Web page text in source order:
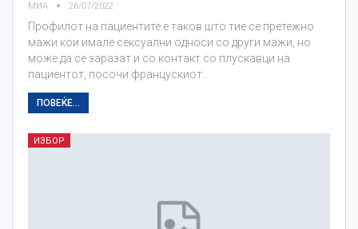
МИА 26/07/2022
Профилот на пациентите е таков што тие се претежно
мажи кои имале сексуални односи со други мажи, но
може да се заразат и со контакт со плускавци на
пациентот, посочи францускиот…
ПОВЕЌЕ...
ИЗБОР